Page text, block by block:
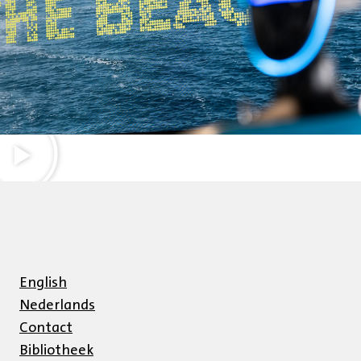
English
Nederlands
Contact
Bibliotheek